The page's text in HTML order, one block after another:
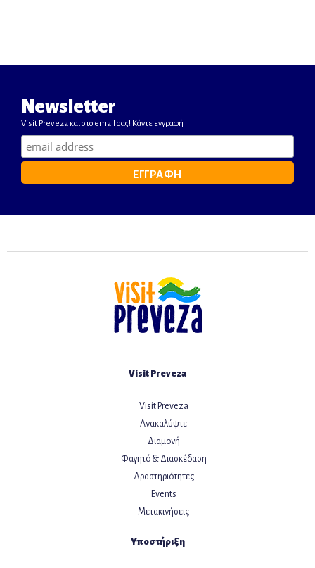
Newsletter
Visit Preveza και στο email σας! Κάντε εγγραφή
Visit Preveza
Visit Preveza
Ανακαλύψτε
Διαμονή
Φαγητό & Διασκέδαση
Δραστηριότητες
Events
Μετακινήσεις
Υποστήριξη